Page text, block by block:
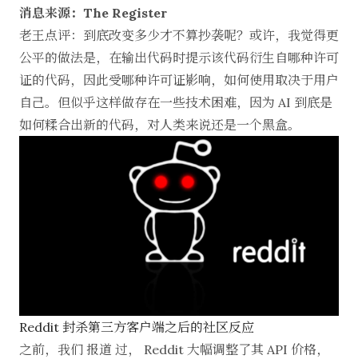
消息来源：The Register
老王点评：到底改变多少才不算抄袭呢？或许，我觉得更
公平的做法是，在输出代码时提示该代码衍生自哪种许可
证的代码，因此受哪种许可证影响，如何使用取决于用户
自己。但似乎这样做存在一些技术困难，因为 AI 到底是
如何糅合出新的代码，对人类来说还是一个黑盒。
Reddit 封杀第三方客户端之后的社区反应
之前，我们 报道 过， Reddit 大幅调整了其 API 价格，